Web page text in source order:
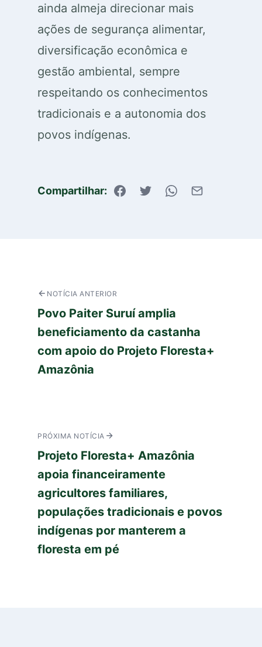
ainda almeja direcionar mais
ações de segurança alimentar,
diversificação econômica e
gestão ambiental, sempre
respeitando os conhecimentos
tradicionais e a autonomia dos
povos indígenas.
Compartilhar:
NOTÍCIA ANTERIOR
Povo Paiter Suruí amplia
beneficiamento da castanha
com apoio do Projeto Floresta+
Amazônia
PRÓXIMA NOTÍCIA
Projeto Floresta+ Amazônia
apoia financeiramente
agricultores familiares,
populações tradicionais e povos
indígenas por manterem a
floresta em pé